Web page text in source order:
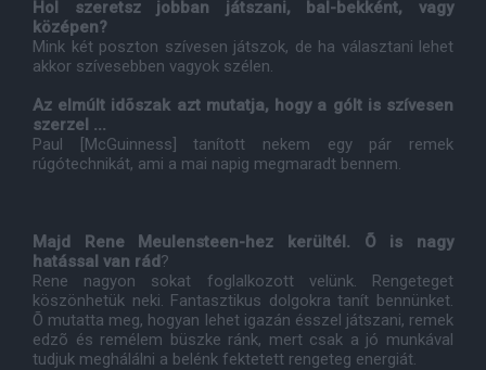
Hol szeretsz jobban játszani, bal-bekként, vagy
középen?
Mink két poszton szívesen játszok, de ha választani lehet
akkor szívesebben vagyok szélen.
Az elmúlt idõszak azt mutatja, hogy a gólt is szívesen
szerzel ...
Paul [McGuinness] tanított nekem egy pár remek
rúgótechnikát, ami a mai napig megmaradt bennem.
Majd Rene Meulensteen-hez kerültél. Õ is nagy
hatással van rád?
Rene nagyon sokat foglalkozott velünk. Rengeteget
köszönhetük neki. Fantasztikus dolgokra tanít bennünket.
Õ mutatta meg, hogyan lehet igazán ésszel játszani, remek
edzõ és remélem büszke ránk, mert csak a jó munkával
tudjuk meghálálni a belénk fektetett rengeteg energiát.